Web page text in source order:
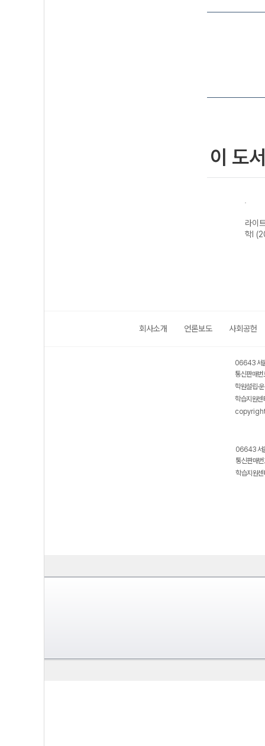
이 도
라이
학I
회사소개 언론보도 사회공헌
06643 서
통신판매
학원설립·
학습지원
06643 서
통신판매
학습지원